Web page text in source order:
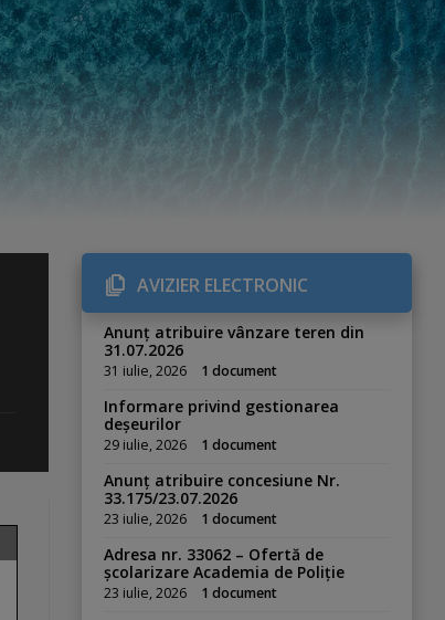
AVIZIER ELECTRONIC
Anunț atribuire vânzare teren din
31.07.2026
31 iulie, 2026 1 document
Informare privind gestionarea
deșeurilor
29 iulie, 2026 1 document
Anunț atribuire concesiune Nr.
33.175/23.07.2026
23 iulie, 2026 1 document
Adresa nr. 33062 – Ofertă de
școlarizare Academia de Poliție
23 iulie, 2026 1 document